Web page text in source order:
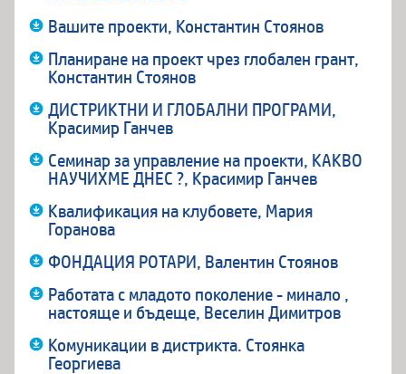
Вашите проекти, Константин Стоянов
Планиране на проект чрез глобален грант,
Константин Стоянов
ДИСТРИКТНИ И ГЛОБАЛНИ ПРОГРАМИ,
Красимир Ганчев
Семинар за управление на проекти, КАКВО
НАУЧИХМЕ ДНЕС ?, Красимир Ганчев
Квалификация на клубовете, Мария
Горанова
ФОНДАЦИЯ РОТАРИ, Валентин Стоянов
Работата с младото поколение - минало ,
настояще и бъдеще, Веселин Димитров
Комуникации в дистрикта. Стоянка
Георгиева